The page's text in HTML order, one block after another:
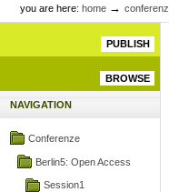
you are here: home →
PUBLISH
BROWSE
NAVIGATION
Conferenze
Berlin5: Open Access
Session1